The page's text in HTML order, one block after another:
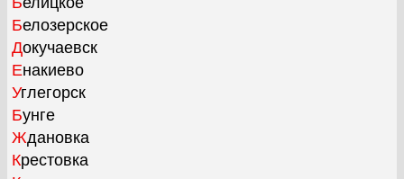
Белозерское
Докучаевск
Енакиево
Углегорск
Бунге
Ждановка
Крестовка